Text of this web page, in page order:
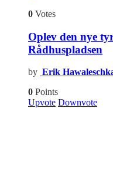
0 Votes
Oplev den nye
Rådhuspladsen
by Erik
0 Points
Upvote Downvote